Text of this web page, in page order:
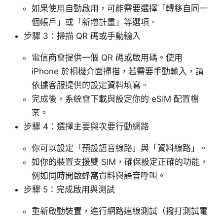
如果使用自動啟用，可能需要選擇「轉移自同一
個帳戶」或「新增計畫」等選項。
步驟 3：掃描 QR 碼或手動輸入
電信商會提供一個 QR 碼或啟用碼。使用
iPhone 於相機介面掃描，若需要手動輸入，請
依據客服提供的設定資料填寫。
完成後，系統會下載與設定你的 eSIM 配置檔
案。
步驟 4：選擇主要與次要行動網路
你可以設定「預設語音線路」與「資料線路」。
如你的裝置支援雙 SIM，確保設定正確的功能，
例如同時開啟蜂窩資料與語音呼叫。
步驟 5：完成啟用與測試
重新啟動裝置，進行網路連線測試（撥打測試電